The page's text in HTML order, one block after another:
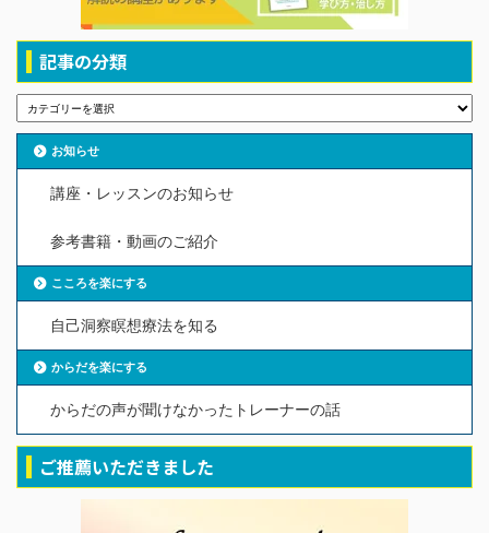
記事の分類
お知らせ
講座・レッスンのお知らせ
参考書籍・動画のご紹介
こころを楽にする
自己洞察瞑想療法を知る
からだを楽にする
からだの声が聞けなかったトレーナーの話
ご推薦いただきました